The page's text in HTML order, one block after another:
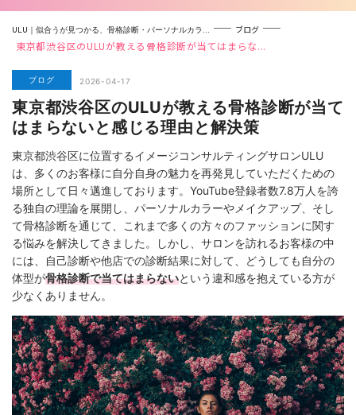
ULU｜似合うが見つかる、骨格診断・パーソナルカラ... ブログ
東京都渋谷区のULUが教える骨格診断が当てはまらな...
ブログ 2026-04-17
東京都渋谷区のULUが教える骨格診断が当て
はまらないと感じる理由と解決策
東京都渋谷区に位置するイメージコンサルティングサロンULU
は、多くのお客様に自分自身の魅力を再発見していただくための
場所として日々邁進しております。YouTube登録者数7.8万人を誇
る独自の理論を展開し、パーソナルカラーやメイクアップ、そし
て骨格診断を通じて、これまで多くの方々のファッションに関す
る悩みを解決してきました。しかし、サロンを訪れるお客様の中
には、自己診断や他店での診断結果に対して、どうしても自分の
体型が骨格診断で当てはまらないという違和感を抱えている方が
少なくありません。